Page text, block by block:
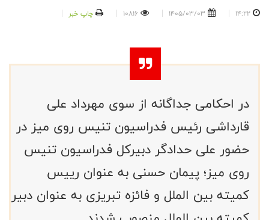
14:22
1405/03/03
10816 چاپ خبر
در احکامی جداگانه از سوی مهرداد علی
قارداشی رئیس فدراسیون تنیس روی میز در
حضور علی حدادگر دبیرکل فدراسیون تنیس
روی میز؛ پیمان حسنی به عنوان رییس
کمیته بین الملل و فائزه تبریزی به عنوان دبیر